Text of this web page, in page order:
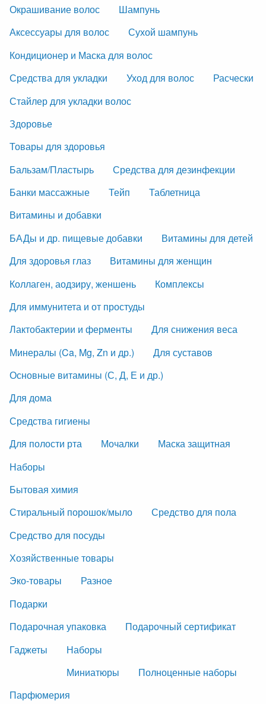
Окрашивание волос
Шампунь
Аксессуары для волос
Сухой шампунь
Кондиционер и Маска для волос
Средства для укладки
Уход для волос
Расчески
Стайлер для укладки волос
Здоровье
Товары для здоровья
Бальзам/Пластырь
Средства для дезинфекции
Банки массажные
Тейп
Таблетница
Витамины и добавки
БАДы и др. пищевые добавки
Витамины для детей
Для здоровья глаз
Витамины для женщин
Коллаген, аодзиру, женшень
Комплексы
Для иммунитета и от простуды
Лактобактерии и ферменты
Для снижения веса
Минералы (Ca, Mg, Zn и др.)
Для суставов
Основные витамины (С, Д, Е и др.)
Для дома
Средства гигиены
Для полости рта
Мочалки
Маска защитная
Наборы
Бытовая химия
Стиральный порошок/мыло
Средство для пола
Средство для посуды
Хозяйственные товары
Эко-товары
Разное
Подарки
Подарочная упаковка
Подарочный сертификат
Гаджеты
Наборы
Миниатюры
Полноценные наборы
Парфюмерия